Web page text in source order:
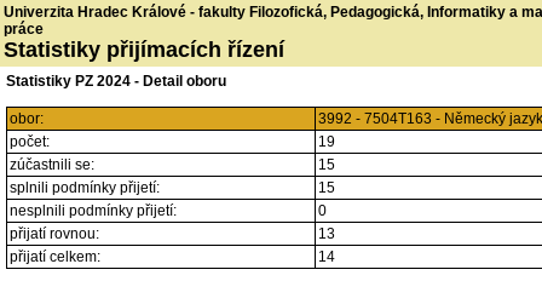
Univerzita Hradec Králové - fakulty Filozofická, Pedagogická, Informatiky a
práce
Statistiky přijímacích řízení
Statistiky PZ 2024 - Detail oboru
obor:
3992 - 7504T163 - Německý
počet:
19
zúčastnili se:
15
splnili podmínky přijetí:
15
nesplnili podmínky přijetí:
0
přijatí rovnou:
13
přijatí celkem:
14